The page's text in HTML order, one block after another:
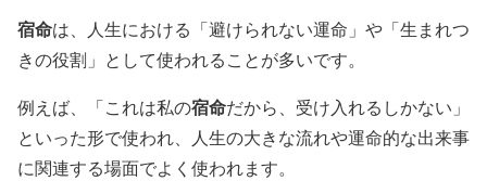
宿命は、人生における「避けられない運命」や「生まれつ
きの役割」として使われることが多いです。
例えば、「これは私の宿命だから、受け入れるしかない」
といった形で使われ、人生の大きな流れや運命的な出来事
に関連する場面でよく使われます。